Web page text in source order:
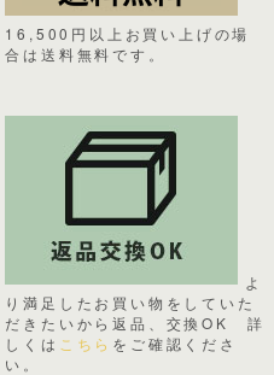
16,500円以上お買い上げの場
合は送料無料です。
よ
り満足したお買い物をしていた
だきたいから返品、交換OK 詳
しくは こちら をご確認くださ
い。